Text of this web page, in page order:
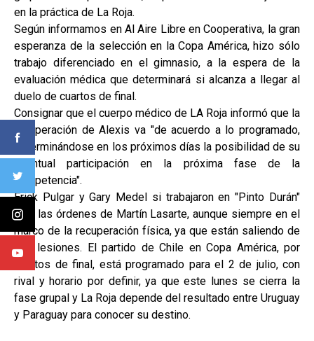
en la práctica de La Roja.
Según informamos en Al Aire Libre en Cooperativa, la gran
esperanza de la selección en la Copa América, hizo sólo
trabajo diferenciado en el gimnasio, a la espera de la
evaluación médica que determinará si alcanza a llegar al
duelo de cuartos de final.
Consignar que el cuerpo médico de LA Roja informó que la
recuperación de Alexis va "de acuerdo a lo programado,
determinándose en los próximos días la posibilidad de su
eventual participación en la próxima fase de la
competencia".
Erick Pulgar y Gary Medel si trabajaron en "Pinto Durán"
bajo las órdenes de Martín Lasarte, aunque siempre en el
marco de la recuperación física, ya que están saliendo de
sus lesiones. El partido de Chile en Copa América, por
cuartos de final, está programado para el 2 de julio, con
rival y horario por definir, ya que este lunes se cierra la
fase grupal y La Roja depende del resultado entre Uruguay
y Paraguay para conocer su destino.